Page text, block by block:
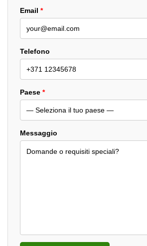
Email *
Telefono
Paese *
Messaggio